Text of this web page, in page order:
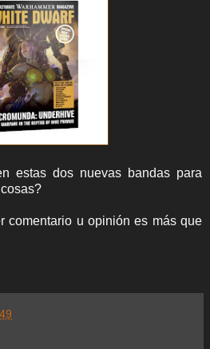
estas dos nuevas bandas para
comentario u opinión es más que